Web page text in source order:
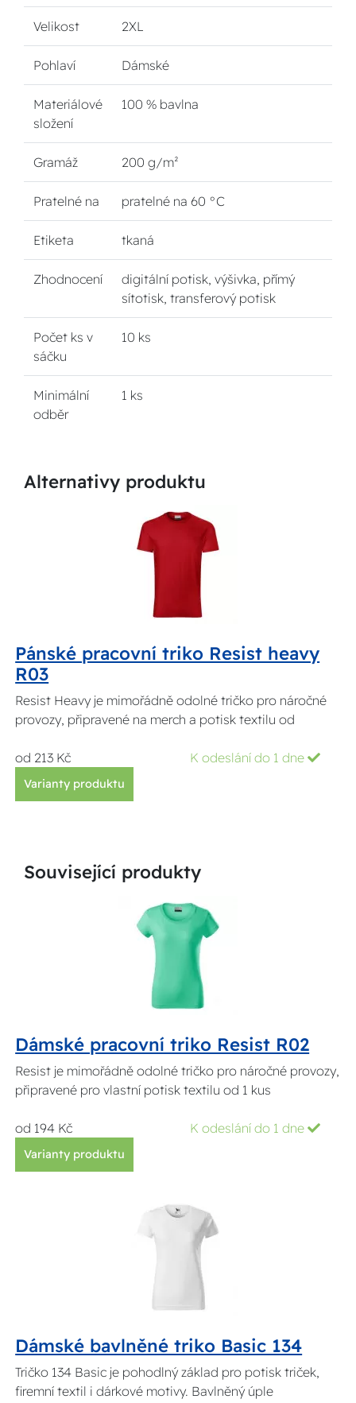
Velikost 2XL
Pohlaví Dámské
Materiálové
složení
100 % bavlna
Gramáž 200 g/m²
Pratelné na pratelné na 60 °C
Etiketa tkaná
Zhodnocení
digitální potisk, výšivka, přímý
sítotisk, transferový potisk
Počet ks v
sáčku
10 ks
Minimální
odběr
1 ks
Alternativy produktu
Pánské pracovní triko Resist heavy
R03
Resist Heavy je mimořádně odolné tričko pro náročné
provozy, připravené na merch a potisk textilu od
od 213 Kč K odeslání do 1 dne
Varianty produktu
Související produkty
Dámské pracovní triko Resist R02
Resist je mimořádně odolné tričko pro náročné provozy,
připravené pro vlastní potisk textilu od 1 kus
od 194 Kč K odeslání do 1 dne
Varianty produktu
Dámské bavlněné triko Basic 134
Tričko 134 Basic je pohodlný základ pro potisk triček,
firemní textil i dárkové motivy. Bavlněný úple